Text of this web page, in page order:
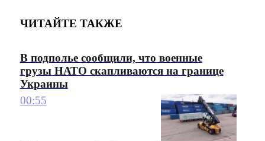
ЧИТАЙТЕ ТАКЖЕ
В подполье сообщили, что военные
грузы НАТО скапливаются на границе
Украины
00:55